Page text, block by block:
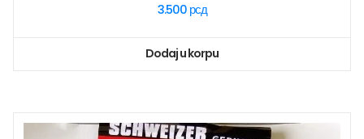
3.500 рсд
Dodaj u korpu